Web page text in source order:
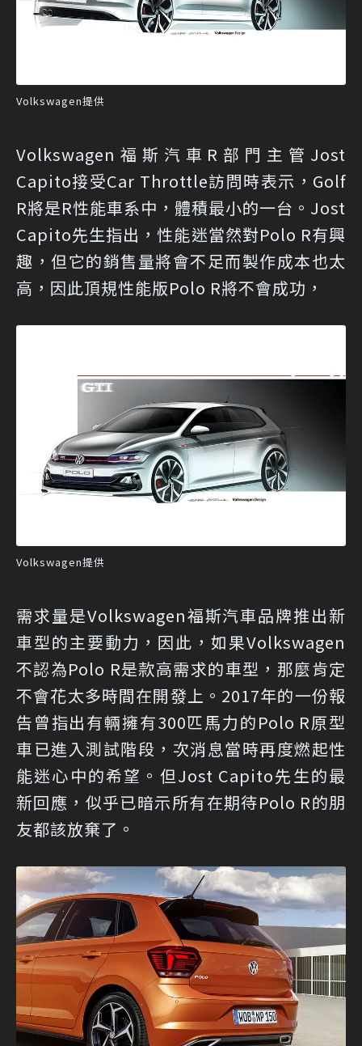
Volkswagen提供
Volkswagen福斯汽車R部門主管Jost
Capito接受Car Throttle訪問時表示，Golf
R將是R性能車系中，體積最小的一台。Jost
Capito先生指出，性能迷當然對Polo R有興
趣，但它的銷售量將會不足而製作成本也太
高，因此頂規性能版Polo R將不會成功，
Volkswagen提供
需求量是Volkswagen福斯汽車品牌推出新
車型的主要動力，因此，如果Volkswagen
不認為Polo R是款高需求的車型，那麼肯定
不會花太多時間在開發上。2017年的一份報
告曾指出有輛擁有300匹馬力的Polo R原型
車已進入測試階段，次消息當時再度燃起性
能迷心中的希望。但Jost Capito先生的最
新回應，似乎已暗示所有在期待Polo R的朋
友都該放棄了。